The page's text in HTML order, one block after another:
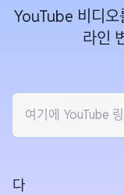
YouTube 비디
라인
다